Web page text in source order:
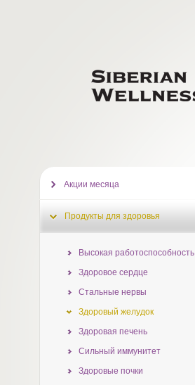
Акции месяца
Продукты для здоровья
Высокая работоспособность
Здоровое сердце
Стальные нервы
Здоровый желудок
Здоровая печень
Сильный иммунитет
Здоровые почки